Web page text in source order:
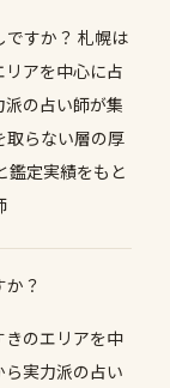
すか？ 札幌は
アを中心に占
の占い師が集
取らない層の厚
鑑定実績をもと
か？
のエリアを中
実力派の占い